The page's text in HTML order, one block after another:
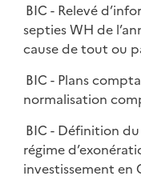
BIC - Relevé
septies WH de
cause de tout ou
BIC - Plans
normalisation
BIC - Définition
régime
investissement en